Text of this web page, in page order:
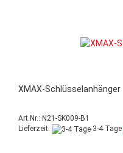
XMAX-Schlüsselanhänger
Art.Nr.: N21-SK009-B1
Lieferzeit:
3-4 Tage